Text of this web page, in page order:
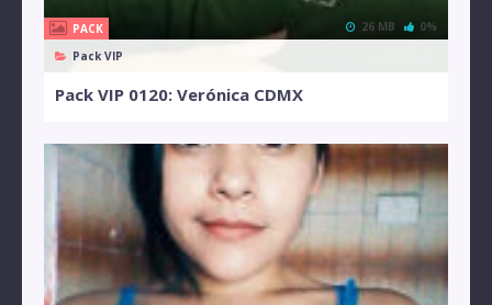
PACK
Pack VIP
26 MB 0%
Pack VIP 0120: Verónica CDMX